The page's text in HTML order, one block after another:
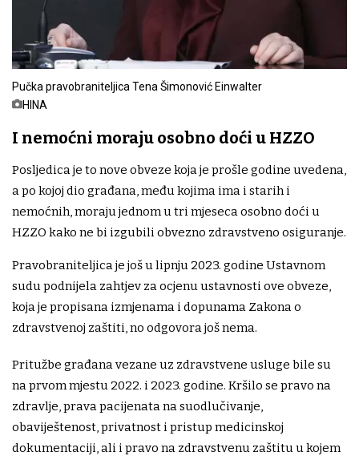
Pučka pravobraniteljica Tena Šimonović Einwalter
HINA
I nemoćni moraju osobno doći u HZZO
Posljedica je to nove obveze koja je prošle godine uvedena,
a po kojoj dio građana, među kojima ima i starih i
nemoćnih, moraju jednom u tri mjeseca osobno doći u
HZZO kako ne bi izgubili obvezno zdravstveno osiguranje.
Pravobraniteljica je još u lipnju 2023. godine Ustavnom
sudu podnijela zahtjev za ocjenu ustavnosti ove obveze,
koja je propisana izmjenama i dopunama Zakona o
zdravstvenoj zaštiti, no odgovora još nema.
Pritužbe građana vezane uz zdravstvene usluge bile su
na prvom mjestu 2022. i 2023. godine. Kršilo se pravo na
zdravlje, prava pacijenata na suodlučivanje,
obaviještenost, privatnost i pristup medicinskoj
dokumentaciji, ali i pravo na zdravstvenu zaštitu u kojem